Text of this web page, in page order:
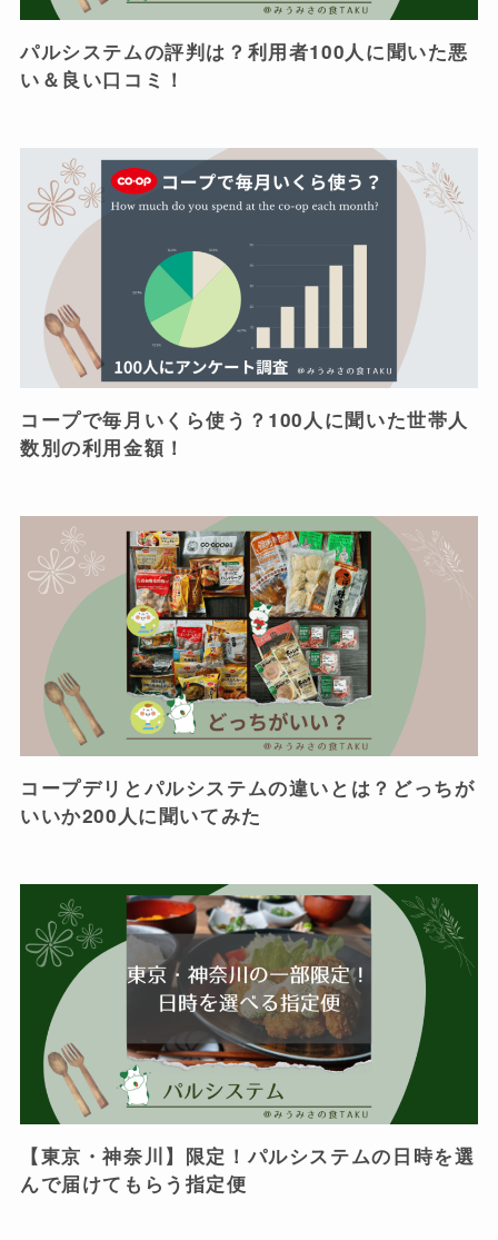
パルシステムの評判は？利用者100人に聞いた悪
い＆良い口コミ！
コープで毎月いくら使う？100人に聞いた世帯人
数別の利用金額！
コープデリとパルシステムの違いとは？どっちが
いいか200人に聞いてみた
【東京・神奈川】限定！パルシステムの日時を選
んで届けてもらう指定便